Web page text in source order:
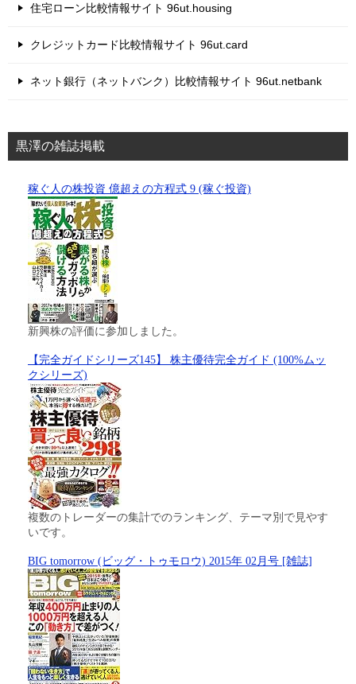
住宅ローン比較情報サイト 96ut.housing
クレジットカード比較情報サイト 96ut.card
ネット銀行（ネットバンク）比較情報サイト 96ut.netbank
黒澤の雑誌掲載
稼ぐ人の株投資 億超えの方程式 9 (稼ぐ投資)
新興株の評価に参加しました。
【完全ガイドシリーズ145】 株主優待完全ガイド (100%ムッ
クシリーズ)
複数のトレーダーの集計でのランキング、テーマ別で見やす
いです。
BIG tomorrow (ビッグ・トゥモロウ) 2015年 02月号 [雑誌]